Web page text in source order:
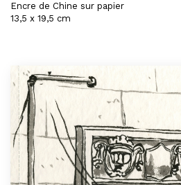
Encre de Chine sur papier
13,5 x 19,5 cm